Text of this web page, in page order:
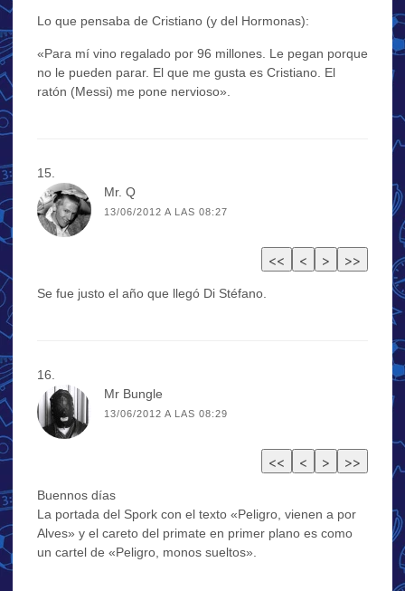
Lo que pensaba de Cristiano (y del Hormonas):
«Para mí vino regalado por 96 millones. Le pegan porque
no le pueden parar. El que me gusta es Cristiano. El
ratón (Messi) me pone nervioso».
Mr. Q
13/06/2012 A LAS 08:27
Se fue justo el año que llegó Di Stéfano.
Mr Bungle
13/06/2012 A LAS 08:29
Buennos días
La portada del Spork con el texto «Peligro, vienen a por
Alves» y el careto del primate en primer plano es como
un cartel de «Peligro, monos sueltos».